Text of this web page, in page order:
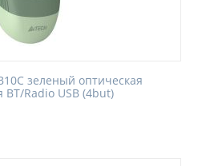
зеленый оптическая
Radio USB (4but)